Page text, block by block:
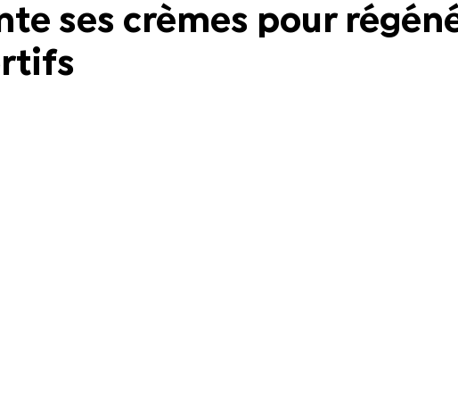
ses crèmes pour